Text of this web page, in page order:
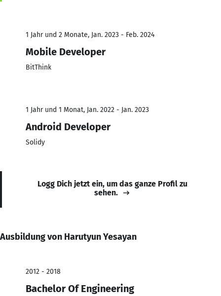
1 Jahr und 2 Monate, Jan. 2023 - Feb. 2024
Mobile Developer
BitThink
1 Jahr und 1 Monat, Jan. 2022 - Jan. 2023
Android Developer
Solidy
Logg Dich jetzt ein, um das ganze Profil zu
sehen.
Ausbildung von Harutyun Yesayan
2012 - 2018
Bachelor Of Engineering